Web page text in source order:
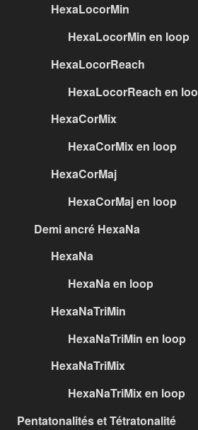
HexaLocorMin
HexaLocorMin en loop
HexaLocorReach
HexaLocorReach en
HexaCorMix
HexaCorMix en loop
HexaCorMaj
HexaCorMaj en loop
Demi ancré HexaNa
HexaNa
HexaNa en loop
HexaNaTriMin
HexaNaTriMin en loop
HexaNaTriMix
HexaNaTriMix en loop
Pentatonalités et Tétratonalité